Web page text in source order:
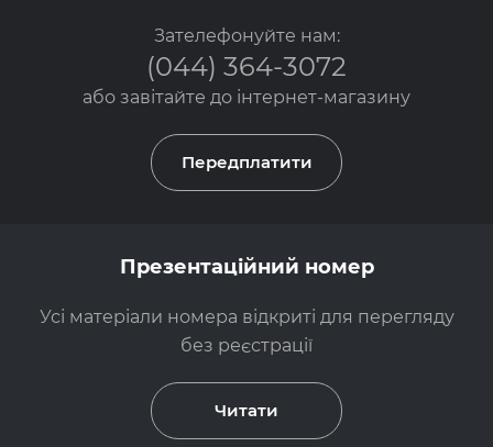
Зателефонуйте нам:
(044) 364-3072
або завітайте до інтернет-магазину
Передплатити
Презентаційний номер
Усі матеріали номера відкриті для перегляду
без реєстрації
Читати